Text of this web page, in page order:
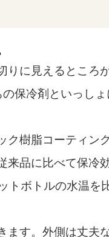
に見えるところ
保冷剤といっしょ
樹脂コーティン
来品に比べて保冷
トボトルの水温を
す。外側は丈夫